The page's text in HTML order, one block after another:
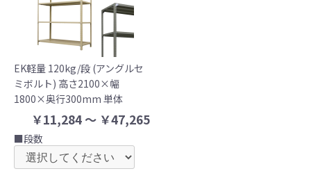
EK軽量 120kg/段 (アングルセ
ミボルト) 高さ2100×幅
1800×奥行300mm 単体
￥11,284 ～ ￥47,265
■段数